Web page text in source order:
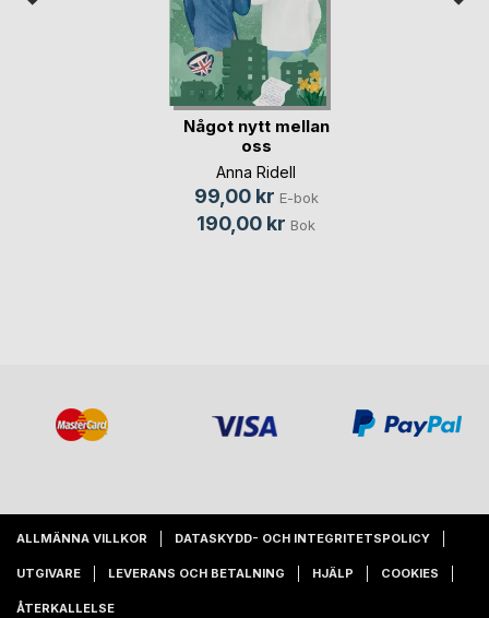
Något nytt mellan
oss
Anna Ridell
99,00 kr E-bok
190,00 kr Bok
ALLMÄNNA VILLKOR DATASKYDD- OCH INTEGRITETSPOLICY
UTGIVARE LEVERANS OCH BETALNING HJÄLP COOKIES
ÅTERKALLELSE